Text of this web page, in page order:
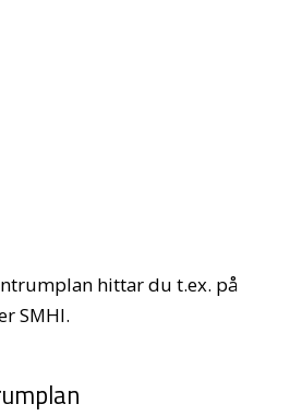
hittar du t.ex. på
SMHI.